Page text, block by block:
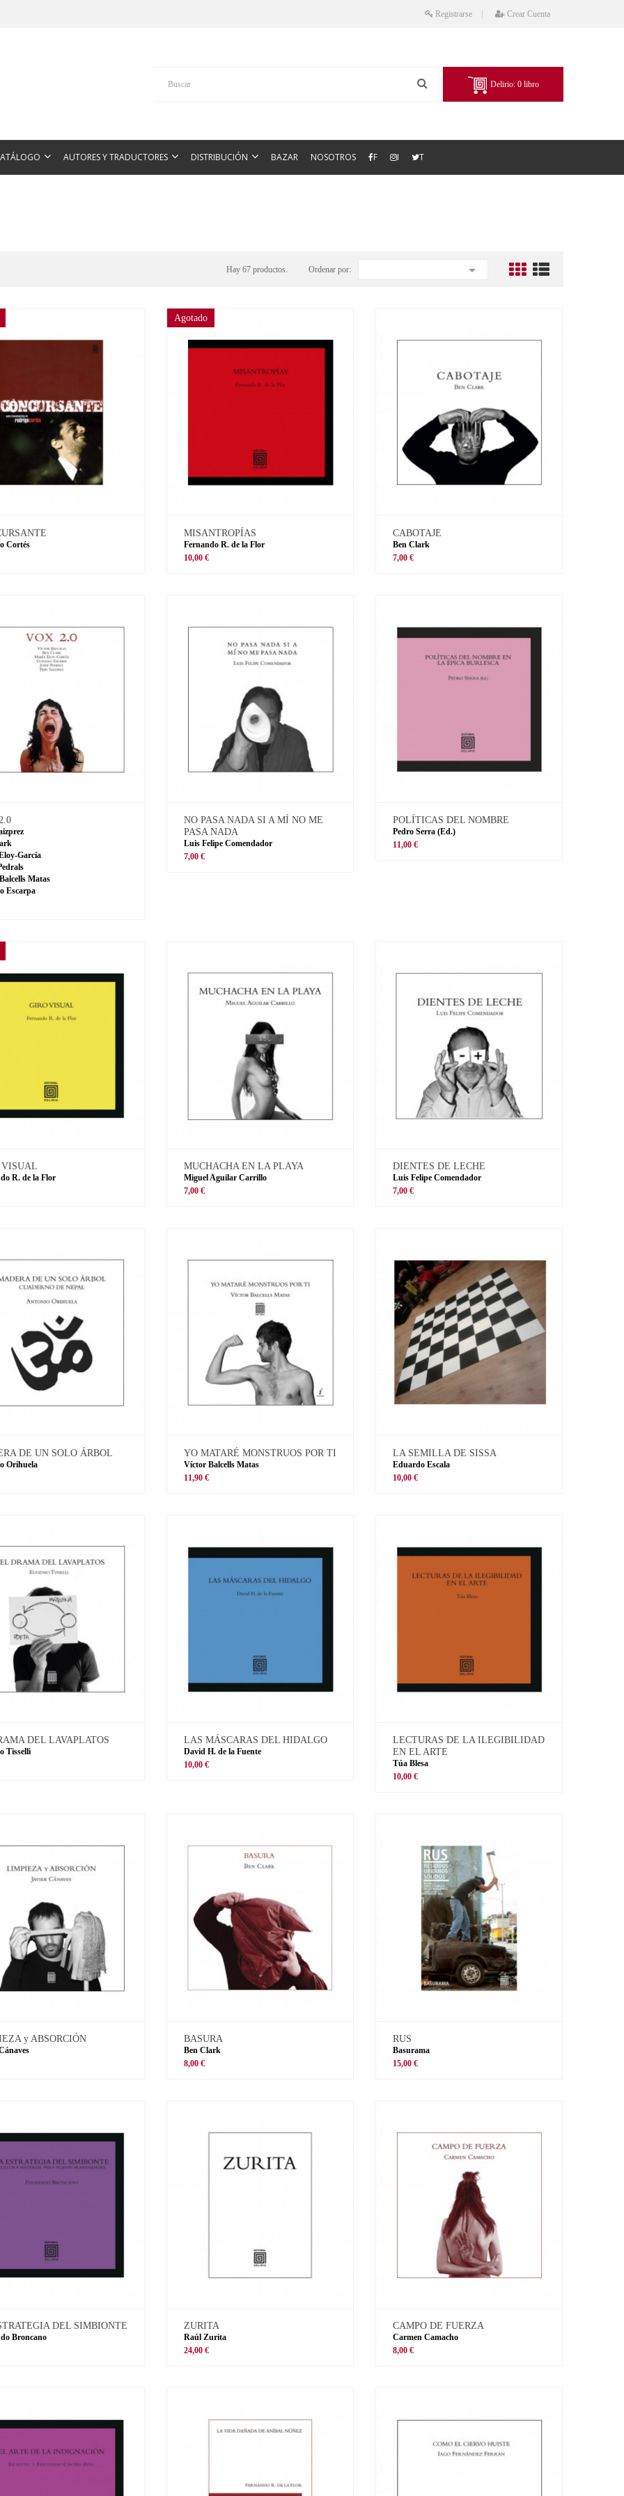
Registrarse Crear Cuenta
Delirio: 0 libro
AUTORES Y TRADUCTORES DISTRIBUCIÓN BAZAR NOSOTROS F I T
Hay 67 productos. Ordenar por: 
Cortés
Agotado
MISANTROPÍAS
Fernando R. de la Flor
10,00 €
CABOTAJE
Ben Clark
7,00 €
García
Matas
Escarpa
NO PASA NADA SI A MÍ NO ME
PASA NADA
Luis Felipe Comendador
7,00 €
POLÍTICAS DEL NOMBRE
Pedro Serra (Ed.)
11,00 €
VISUAL
R. de la Flor
MUCHACHA EN LA PLAYA
Miguel Aguilar Carrillo
7,00 €
DIENTES DE LECHE
Luis Felipe Comendador
7,00 €
DE UN SOLO ÁRBOL
Orihuela
YO MATARÉ MONSTRUOS POR TI
Víctor Balcells Matas
11,90 €
LA SEMILLA DE SISSA
Eduardo Escala
10,00 €
DEL LAVAPLATOS
Tisselli
LAS MÁSCARAS DEL HIDALGO
David H. de la Fuente
10,00 €
LECTURAS DE LA ILEGIBILIDAD
EN EL ARTE
Túa Blesa
10,00 €
y ABSORCIÓN BASURA
Ben Clark
8,00 €
RUS
Basurama
15,00 €
DEL SIMBIONTE
Broncano
ZURITA
Raúl Zurita
24,00 €
CAMPO DE FUERZA
Carmen Camacho
8,00 €